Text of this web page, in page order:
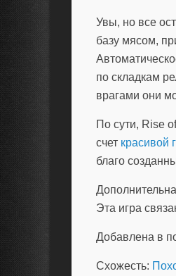
Увы, но все
базу мясом,
по складкам
врагами они
По сути, Rise
счет красивой
благо
Эта игра
Добавлена в
Схожесть: